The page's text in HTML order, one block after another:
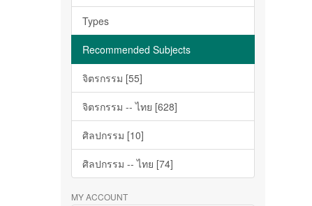
Types
Recommended Subjects
จิตรกรรม [55]
จิตรกรรม -- ไทย [628]
ศิลปกรรม [10]
ศิลปกรรม -- ไทย [74]
MY ACCOUNT